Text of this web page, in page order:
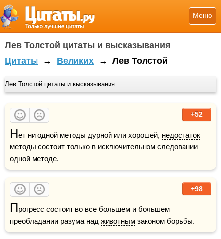
Меню
Лев Толстой цитаты и высказывания
Цитаты → Великих → Лев Толстой
Лев Толстой цитаты и высказывания
+52
Нет ни одной методы дурной или хорошей, недостаток
методы состоит только в исключительном следовании
одной методе.
+98
Прогресс состоит во все большем и большем
преобладании разума над животным законом борьбы.